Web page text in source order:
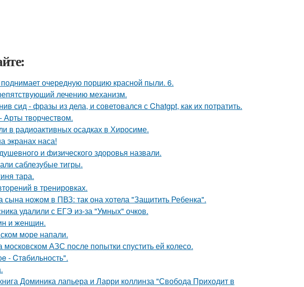
очередную порцию красной пыли. 6.
лечению механизм.
сид - фразы из дела, и советовался с Chatgpt, как их потратить.
Арты творчеством.
в радиоактивных осадках в Хиросиме.
экранах наса!
и физического здоровья назвали.
саблезубые тигры.
тара.
в тренировках.
ножом в ПВЗ: так она хотела "Защитить Ребенка".
удалили с ЕГЭ из-за "Умных" очков.
и женщин.
море напали.
АЗС после попытки спустить ей колесо.
- Cтaбильность".
Доминика лапьера и Ларри коллинза "Свобода Приходит в